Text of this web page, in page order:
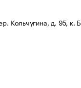
Кольчугина, д. 95, к. Б